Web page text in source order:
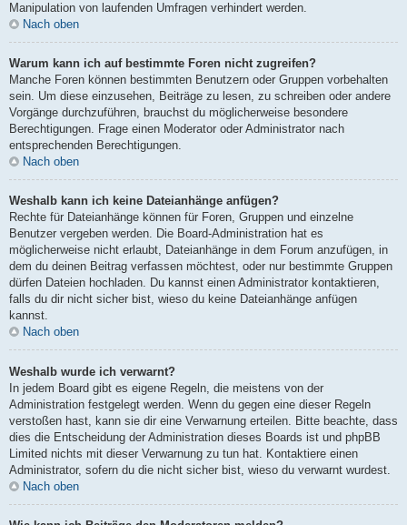
Manipulation von laufenden Umfragen verhindert werden.
Nach oben
Warum kann ich auf bestimmte Foren nicht zugreifen?
Manche Foren können bestimmten Benutzern oder Gruppen vorbehalten
sein. Um diese einzusehen, Beiträge zu lesen, zu schreiben oder andere
Vorgänge durchzuführen, brauchst du möglicherweise besondere
Berechtigungen. Frage einen Moderator oder Administrator nach
entsprechenden Berechtigungen.
Nach oben
Weshalb kann ich keine Dateianhänge anfügen?
Rechte für Dateianhänge können für Foren, Gruppen und einzelne
Benutzer vergeben werden. Die Board-Administration hat es
möglicherweise nicht erlaubt, Dateianhänge in dem Forum anzufügen, in
dem du deinen Beitrag verfassen möchtest, oder nur bestimmte Gruppen
dürfen Dateien hochladen. Du kannst einen Administrator kontaktieren,
falls du dir nicht sicher bist, wieso du keine Dateianhänge anfügen
kannst.
Nach oben
Weshalb wurde ich verwarnt?
In jedem Board gibt es eigene Regeln, die meistens von der
Administration festgelegt werden. Wenn du gegen eine dieser Regeln
verstoßen hast, kann sie dir eine Verwarnung erteilen. Bitte beachte, dass
dies die Entscheidung der Administration dieses Boards ist und phpBB
Limited nichts mit dieser Verwarnung zu tun hat. Kontaktiere einen
Administrator, sofern du die nicht sicher bist, wieso du verwarnt wurdest.
Nach oben